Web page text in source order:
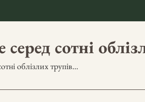
сотні
облізлих трупів…